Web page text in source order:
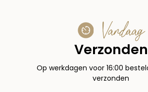
Vandaag
Verzonden
Op werkdagen voor 16:00
verzonden